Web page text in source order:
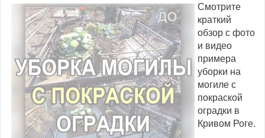
Смотрите
краткий
обзор с фото
и видео
примера
уборки на
могиле с
покраской
оградки в
Кривом Роге.